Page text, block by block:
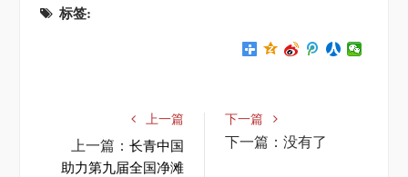
标签:
上一篇
上一篇： 长青中国
助力第九届全国净滩
下一篇
下一篇：没有了